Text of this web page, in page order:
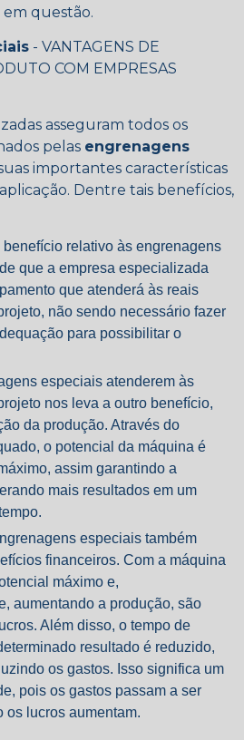
questão.
- VANTAGENS DE
COM EMPRESAS
asseguram todos os
pelas engrenagens
importantes características
Dentre tais benefícios,
relativo às engrenagens
que a empresa especializada
que atenderá às reais
não sendo necessário fazer
para possibilitar o
especiais atenderem às
nos leva a outro benefício,
da produção. Através do
o potencial da máquina é
assim garantindo a
mais resultados em um
especiais também
financeiros. Com a máquina
máximo e,
aumentando a produção, são
Além disso, o tempo de
resultado é reduzido,
os gastos. Isso significa um
pois os gastos passam a ser
os lucros aumentam.